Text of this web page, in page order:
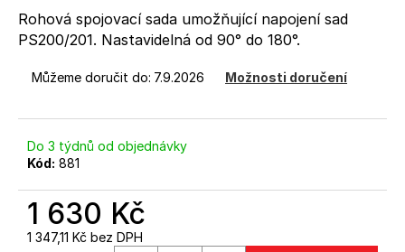
hvězdiček.
Rohová spojovací sada umožňující napojení sad
PS200/201. Nastavidelná od 90° do 180°.
Můžeme doručit do: 7.9.2026 Možnosti doručení
Do 3 týdnů od objednávky
Kód: 881
1 630 Kč
1 347,11 Kč bez DPH
u
j
e
m
ANTRACITOVÝ
SLOUPEK
PRO
3
(RAL7016)
MONTÁŽ